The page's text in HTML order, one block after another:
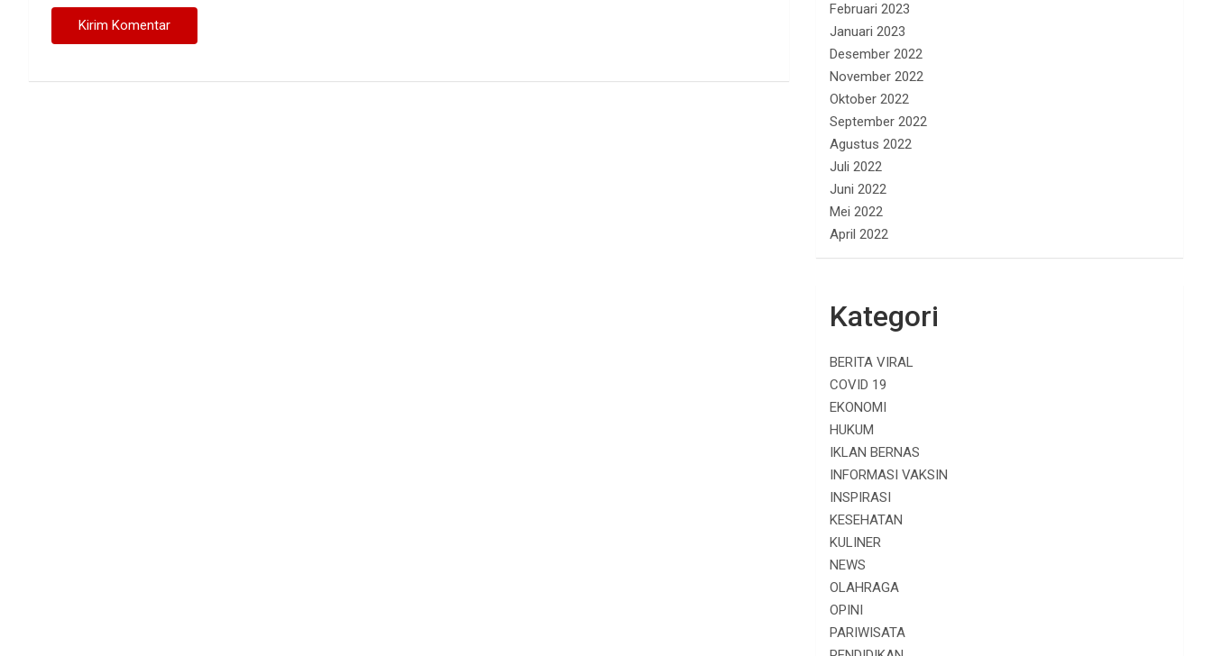
Februari 2023
Januari 2023
Desember 2022
November 2022
Oktober 2022
September 2022
Agustus 2022
Juli 2022
Juni 2022
Mei 2022
April 2022
Kategori
BERITA VIRAL
COVID 19
EKONOMI
HUKUM
IKLAN BERNAS
INFORMASI VAKSIN
INSPIRASI
KESEHATAN
KULINER
NEWS
OLAHRAGA
OPINI
PARIWISATA